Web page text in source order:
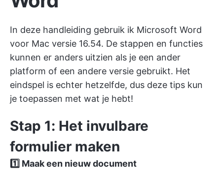
In deze handleiding gebruik ik Microsoft Word
voor Mac versie 16.54. De stappen en functies
kunnen er anders uitzien als je een ander
platform of een andere versie gebruikt. Het
eindspel is echter hetzelfde, dus deze tips kun
je toepassen met wat je hebt!
Stap 1: Het invulbare
formulier maken
1️⃣ Maak een nieuw document